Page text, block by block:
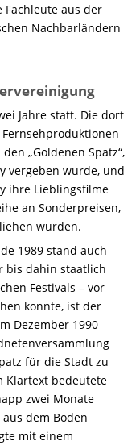
Fachleute aus der
Nachbarländern
Jahre statt. Die dort
„Goldenen Spatz“,
vergeben wurde, und
ihre Lieblingsfilme
an Sonderpreisen,
wurden.
1989 stand auch
bis dahin staatlich
Festivals – vor
konnte, ist der
Dezember 1990
für die Stadt zu
Klartext bedeutete
zwei Monate
dem Boden
mit einem